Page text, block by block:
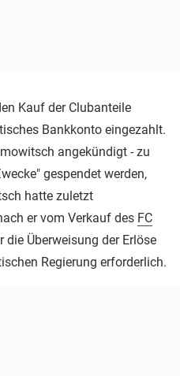
Kauf der Clubanteile
Bankkonto eingezahlt.
angekündigt - zu
gespendet werden,
hatte zuletzt
er vom Verkauf des FC
die Überweisung der Erlöse
Regierung erforderlich.